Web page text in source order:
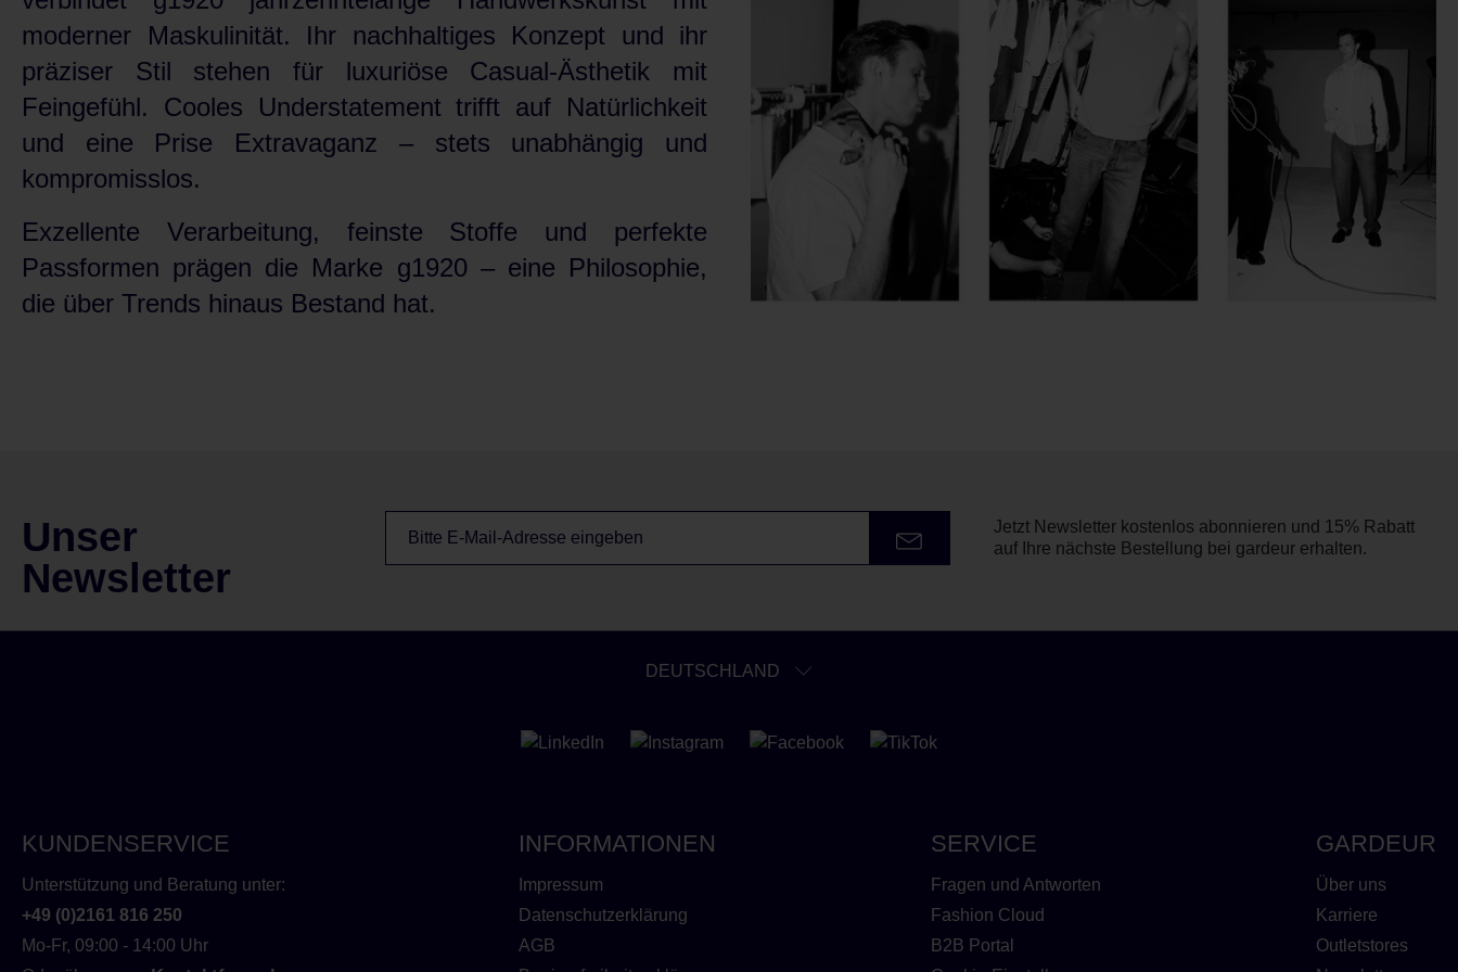
moderner Maskulinität. Ihr nachhaltiges Konzept und ihr
präziser Stil stehen für luxuriöse Casual-Ästhetik mit
Feingefühl. Cooles Understatement trifft auf Natürlichkeit
und eine Prise Extravaganz – stets unabhängig und
kompromisslos.
Exzellente Verarbeitung, feinste Stoffe und perfekte
Passformen prägen die Marke g1920 – eine Philosophie,
die über Trends hinaus Bestand hat.
Unser
Newsletter
Jetzt Newsletter kostenlos abonnieren und 15% Rabatt
auf Ihre nächste Bestellung bei gardeur erhalten.
DEUTSCHLAND
KUNDENSERVICE
Unterstützung und Beratung unter:
+49 (0)2161 816 250
Mo-Fr, 09:00 - 14:00 Uhr
INFORMATIONEN
Impressum
Datenschutzerklärung
AGB
SERVICE
Fragen und Antworten
Fashion Cloud
B2B Portal
GARDEUR
Über uns
Karriere
Outletstores